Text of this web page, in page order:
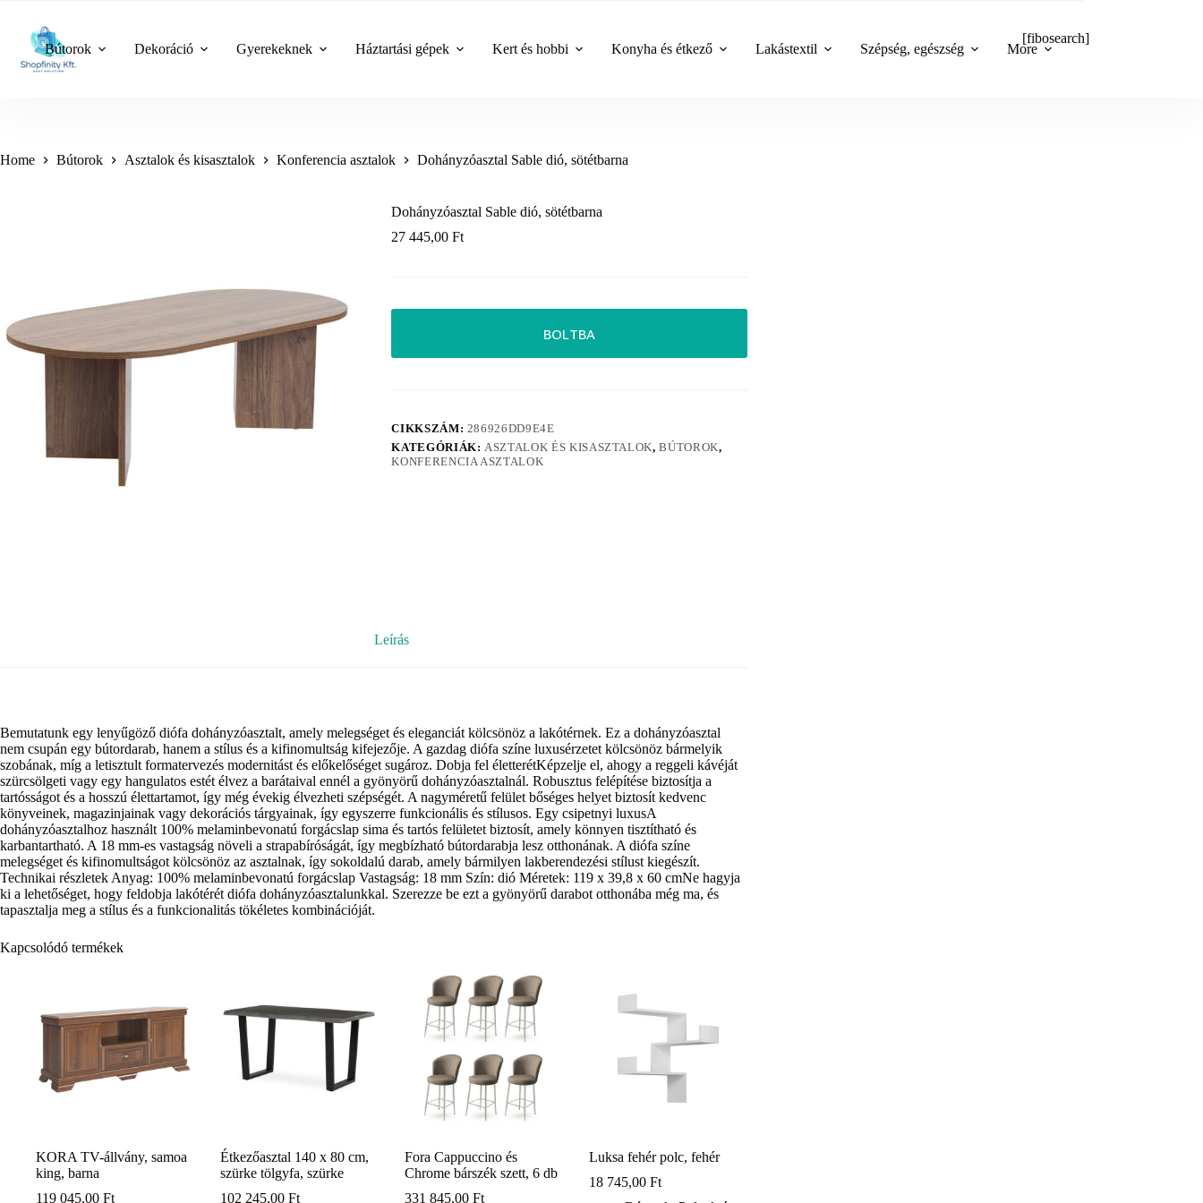
content
Bútorok Dekoráció Gyerekeknek Háztartási gépek Kert és hobbi Konyha és étkező Lakástextil Szépség, egészség More
[fibosearch]
Home Bútorok Asztalok és kisasztalok Konferencia asztalok Dohányzóasztal Sable dió, sötétbarna
Dohányzóasztal Sable dió, sötétbarna
27 445,00Ft
BOLTBA
CIKKSZÁM: 286926DD9E4E
KATEGÓRIÁK:ASZTALOK ÉS KISASZTALOK,BÚTOROK,
KONFERENCIA ASZTALOK
Leírás
Bemutatunk egy lenyűgöző diófa dohányzóasztalt, amely melegséget és eleganciát kölcsönöz a lakótérnek. Ez a dohányzóasztal
nem csupán egy bútordarab, hanem a stílus és a kifinomultság kifejezője. A gazdag diófa színe luxusérzetet kölcsönöz bármelyik
szobának, míg a letisztult formatervezés modernitást és előkelőséget sugároz. Dobja fel életterétKépzelje el, ahogy a reggeli kávéját
szürcsölgeti vagy egy hangulatos estét élvez a barátaival ennél a gyönyörű dohányzóasztalnál. Robusztus felépítése biztosítja a
tartósságot és a hosszú élettartamot, így még évekig élvezheti szépségét. A nagyméretű felület bőséges helyet biztosít kedvenc
könyveinek, magazinjainak vagy dekorációs tárgyainak, így egyszerre funkcionális és stílusos. Egy csipetnyi luxusA
dohányzóasztalhoz használt 100% melaminbevonatú forgácslap sima és tartós felületet biztosít, amely könnyen tisztítható és
karbantartható. A 18 mm-es vastagság növeli a strapabíróságát, így megbízható bútordarabja lesz otthonának. A diófa színe
melegséget és kifinomultságot kölcsönöz az asztalnak, így sokoldalú darab, amely bármilyen lakberendezési stílust kiegészít.
Technikai részletek Anyag: 100% melaminbevonatú forgácslap Vastagság: 18 mm Szín: dió Méretek: 119 x 39,8 x 60 cmNe hagyja
ki a lehetőséget, hogy feldobja lakótérét diófa dohányzóasztalunkkal. Szerezze be ezt a gyönyörű darabot otthonába még ma, és
tapasztalja meg a stílus és a funkcionalitás tökéletes kombinációját.
Kapcsolódó termékek
KORA TV-állvány, samoa
king, barna
119 045,00 Ft
Étkezőasztal 140 x 80 cm,
szürke tölgyfa, szürke
102 245,00Ft
Fora Cappuccino és
Chrome bárszék szett, 6 db
331 845,00Ft
Luksa fehér polc, fehér
18 745,00Ft